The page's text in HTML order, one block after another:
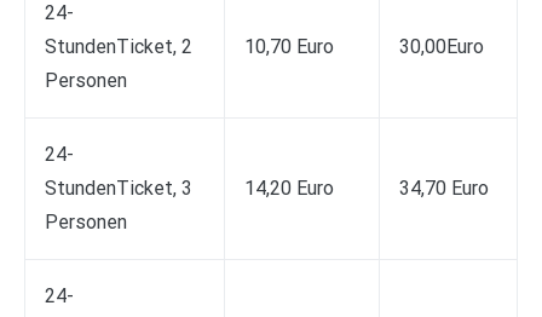
24-
StundenTicket, 2
Personen
​10,70 Euro ​30,00Euro
24-
StundenTicket, 3
Personen​
14,20 Euro​ 34,70 Euro​
24-